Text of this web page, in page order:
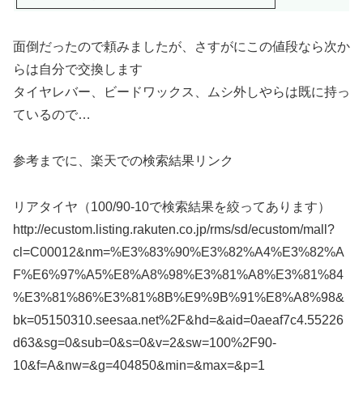
面倒だったので頼みましたが、さすがにこの値段なら次か
らは自分で交換します
タイヤレバー、ビードワックス、ムシ外しやらは既に持っ
ているので…
参考までに、楽天での検索結果リンク
リアタイヤ（100/90-10で検索結果を絞ってあります）
http://ecustom.listing.rakuten.co.jp/rms/sd/ecustom/mall?
cl=C00012&nm=%E3%83%90%E3%82%A4%E3%82%A
F%E6%97%A5%E8%A8%98%E3%81%A8%E3%81%84
%E3%81%86%E3%81%8B%E9%9B%91%E8%A8%98&
bk=05150310.seesaa.net%2F&hd=&aid=0aeaf7c4.55226
d63&sg=0&sub=0&s=0&v=2&sw=100%2F90-
10&f=A&nw=&g=404850&min=&max=&p=1